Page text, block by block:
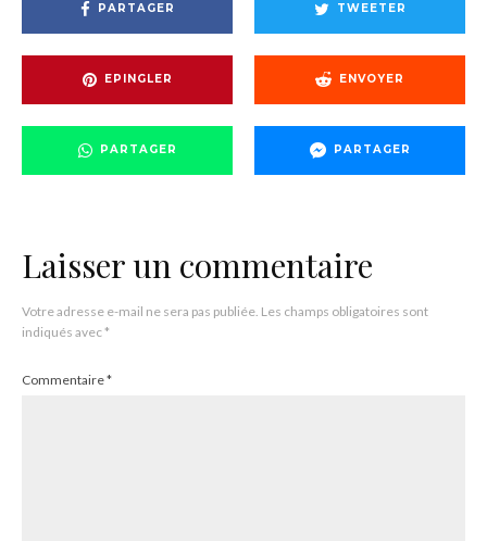
PARTAGER TWEETER
EPINGLER ENVOYER
PARTAGER PARTAGER
Laisser un commentaire
Votre adresse e-mail ne sera pas publiée. Les champs obligatoires sont
indiqués avec*
Commentaire*